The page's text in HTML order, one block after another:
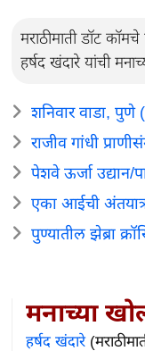
मराठीमाती डॉट
हर्षद खंदारे यांची
शनिवार वाडा, पुणे
राजीव गांधी
पेशवे ऊर्जा उद्यान/
एका आईची
पुण्यातील झेब्रा
मनाच्या
हर्षद खंदारे